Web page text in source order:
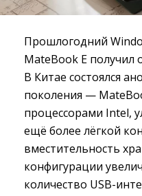
Прошлогодний
MateBook E получил
В Китае состоялся
поколения —
процессорами Intel,
ещё более лёгкой
вместительность
конфигурации
количество USB-